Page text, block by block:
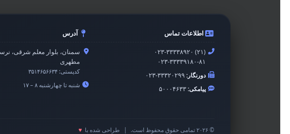
اطلاعات تماس
۰۲۳-۳۳۳۳۸۹۲۰ (۲۱)
۰۲۳-۳۳۳۳۹۱۸۰-۸۱
دورنگار:۰۲۳-۳۳۳۲۰۲۹۹
پیامکی:۵۰۰۰۴۶۳۳
آدرس
سمنان، بلوار معلم شرقی،
مطهری
کدپستی:۳۵۱۴۶۵۶۶۳۴
شنبه تا چهارشنبه ۸ – ۱۷
© ۲۰۲۶ تمامی حقوق محفوظ است. طراحی شده با ♥